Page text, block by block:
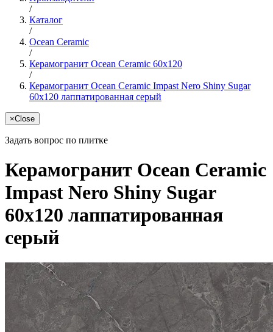
/
Каталог
/
Ocean Ceramic
/
Керамогранит Ocean Ceramic 60x120
/
Керамогранит Ocean Ceramic Impast Nero Shiny Sugar
60x120 лаппатированная серый
×Close
Задать вопрос по плитке
Керамогранит Ocean Ceramic
Impast Nero Shiny Sugar
60x120 лаппатированная
серый